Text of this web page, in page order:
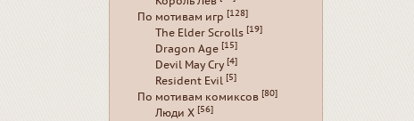
По мотивам игр [128]
The Elder Scrolls [19]
Dragon Age [15]
Devil May Cry [4]
Resident Evil [5]
По мотивам комиксов [80]
Люди Х [56]